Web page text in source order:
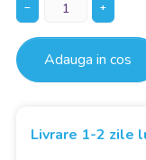
− +
Adauga in cos
Livrare 1-2 zile